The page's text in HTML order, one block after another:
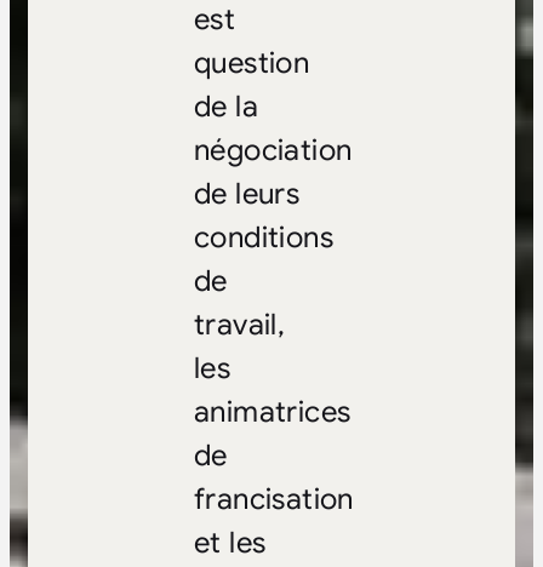
est
question
de la
négociation
de leurs
conditions
de
travail,
les
animatrices
de
francisation
et les